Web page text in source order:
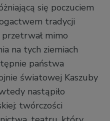
się poczuciem
tradycji
przetrwał mimo
na tych ziemiach
państwa
światowej Kaszuby
nastąpiło
twórczości